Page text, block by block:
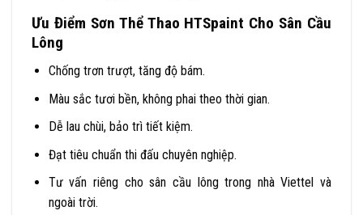
Ưu Điểm Sơn Thể Thao HTSpaint Cho Sân Cầu
Lông
Chống trơn trượt, tăng độ bám.
Màu sắc tươi bền, không phai theo thời gian.
Dễ lau chùi, bảo trì tiết kiệm.
Đạt tiêu chuẩn thi đấu chuyên nghiệp.
Tư vấn riêng cho sân cầu lông trong nhà Viettel và
ngoài trời.